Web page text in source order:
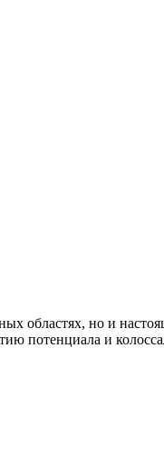
областях, но и
потенциала и